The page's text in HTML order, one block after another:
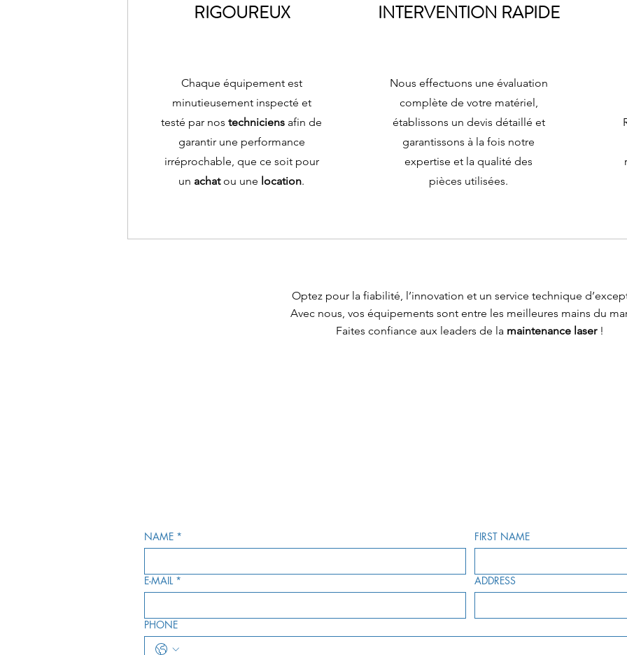
RIGOUREUX
Chaque équipement est
minutieusement inspecté et
testé par nostechniciens afin de
garantir une performance
irréprochable, que ce soit pour
un achatou une location.
INTERVENTION RAPIDE
Nous effectuons une évaluation
complète de votre matériel,
établissons un devis détaillé et
garantissons à la fois notre
expertise et la qualité des
pièces utilisées.
Optez pour la fiabilité, l’innovation et un service technique
Avec nous, vos équipements sont entre les meilleures mains du
Faites confiance aux leaders de la maintenance laser!
NAME * FIRST NAME
E-MAIL * ADDRESS
PHONE